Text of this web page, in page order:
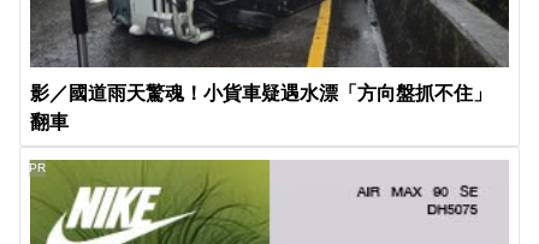
影／國道雨天驚魂！小貨車疑遇水漂「方向盤抓不住」
翻車
PR